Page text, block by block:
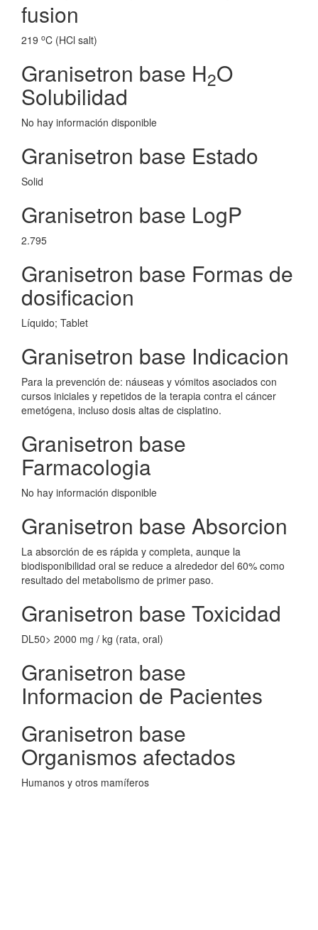
fusion
219 oC (HCl salt)
Granisetron base H2O
Solubilidad
No hay información disponible
Granisetron base Estado
Solid
Granisetron base LogP
2.795
Granisetron base Formas de
dosificacion
Líquido; Tablet
Granisetron base Indicacion
Para la prevención de: náuseas y vómitos asociados con
cursos iniciales y repetidos de la terapia contra el cáncer
emetógena, incluso dosis altas de cisplatino.
Granisetron base
Farmacologia
No hay información disponible
Granisetron base Absorcion
La absorción de es rápida y completa, aunque la
biodisponibilidad oral se reduce a alrededor del 60% como
resultado del metabolismo de primer paso.
Granisetron base Toxicidad
DL50> 2000 mg / kg (rata, oral)
Granisetron base
Informacion de Pacientes
Granisetron base
Organismos afectados
Humanos y otros mamíferos